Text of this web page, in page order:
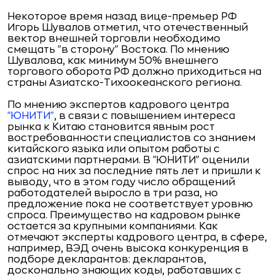
Некоторое время назад вице-премьер РФ
Игорь Шувалов отметил, что отечественный
вектор внешней торговли необходимо
смещать "в сторону" Востока. По мнению
Шувалова, как минимум 50% внешнего
торгового оборота РФ должно приходиться на
страны Азиатско-Тихоокеанского региона.
По мнению экспертов кадрового центра
"ЮНИТИ", в связи с повышением интереса
рынка к Китаю становится явным рост
востребованности специалистов со знанием
китайского языка или опытом работы с
азиатскими партнерами. В "ЮНИТИ" оценили
спрос на них за последние пять лет и пришли к
выводу, что в этом году число обращений
работодателей выросло в три раза, но
предложение пока не соответствует уровню
спроса. Преимущество на кадровом рынке
остается за крупными компаниями. Как
отмечают эксперты кадрового центра, в сфере,
например, ВЭД очень высока конкуренция в
подборе декларантов: декларантов,
досконально знающих коды, работавших с